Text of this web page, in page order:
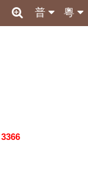
粵
普
3366